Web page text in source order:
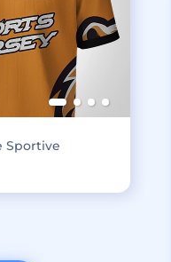
Sportive